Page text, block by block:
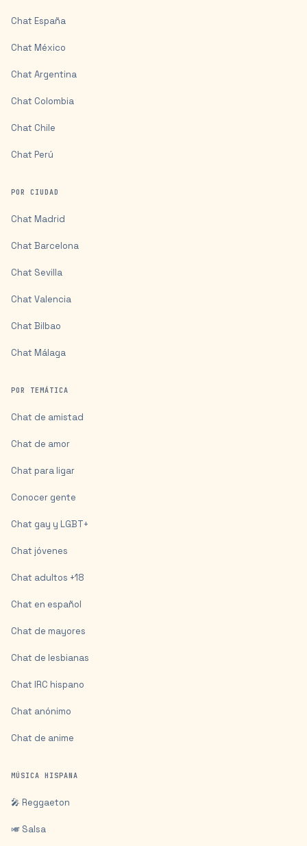
Chat España
Chat México
Chat Argentina
Chat Colombia
Chat Chile
Chat Perú
POR CIUDAD
Chat Madrid
Chat Barcelona
Chat Sevilla
Chat Valencia
Chat Bilbao
Chat Málaga
POR TEMÁTICA
Chat de amistad
Chat de amor
Chat para ligar
Conocer gente
Chat gay y LGBT+
Chat jóvenes
Chat adultos +18
Chat en español
Chat de mayores
Chat de lesbianas
Chat IRC hispano
Chat anónimo
Chat de anime
MÚSICA HISPANA
🎤 Reggaeton
🎺 Salsa